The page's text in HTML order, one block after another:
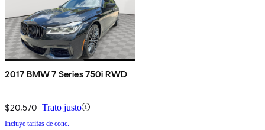
2017 BMW 7 Series 750i RWD
$20,570 Trato justo
Incluye tarifas de conc.